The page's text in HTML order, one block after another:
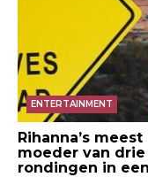
ENTERTAINMENT
Rihanna’s
moeder van
rondingen in